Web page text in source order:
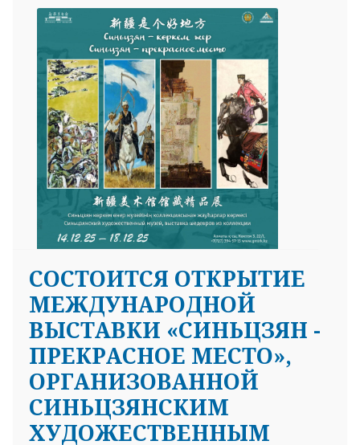
СОСТОИТСЯ ОТКРЫТИЕ
МЕЖДУНАРОДНОЙ
ВЫСТАВКИ «СИНЬЦЗЯН -
ПРЕКРАСНОЕ МЕСТО»,
ОРГАНИЗОВАННОЙ
СИНЬЦЗЯНСКИМ
ХУДОЖЕСТВЕННЫМ